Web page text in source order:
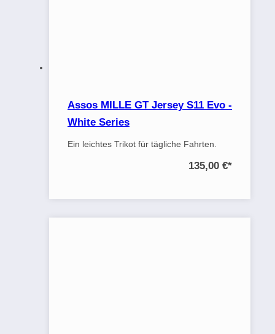
Assos MILLE GT Jersey S11 Evo -
White Series
Ein leichtes Trikot für tägliche Fahrten.
135,00 €*